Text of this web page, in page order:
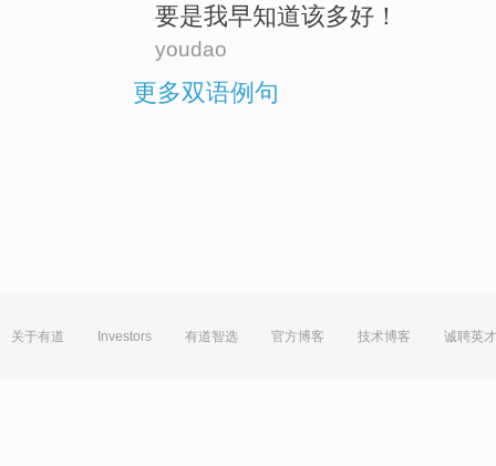
要是我早知道该多好！
youdao
更多双语例句
关于有道 Investors 有道智选 官方博客 技术博客 诚聘英才